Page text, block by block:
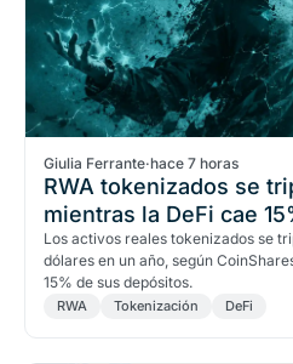
Giulia Ferrante·hace 7 horas
RWA tokenizados se
mientras la DeFi cae
Los activos reales tokenizados se
dólares en un año, según
15% de sus depósitos.
RWA Tokenización DeFi